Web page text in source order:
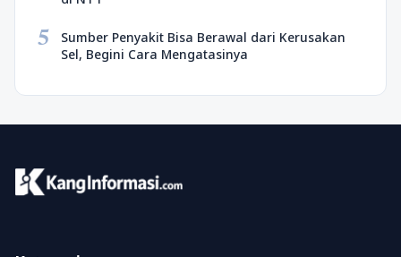
5
Sumber Penyakit Bisa Berawal dari Kerusakan
Sel, Begini Cara Mengatasinya